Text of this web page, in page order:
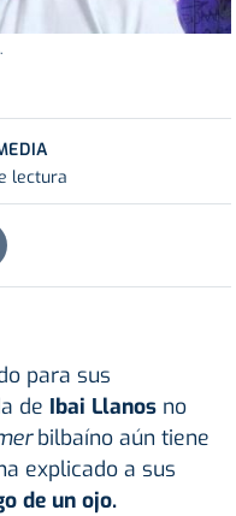
lectura
para sus
de Ibai Llanos no
bilbaíno aún tiene
explicado a sus
de un ojo.